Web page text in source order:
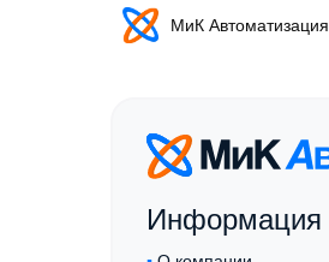
МиК Автоматизация
Информация